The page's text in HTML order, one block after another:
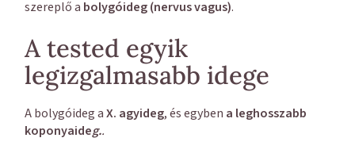
szereplő a bolygóideg (nervus vagus).
A tested egyik
legizgalmasabb idege
A bolygóideg aX. agyideg, és egyben a leghosszabb
koponyaideg..